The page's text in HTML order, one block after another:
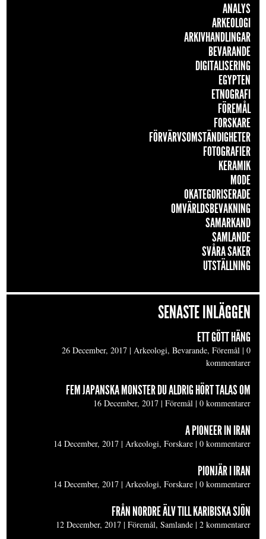
ANALYS
ARKEOLOGI
ARKIVHANDLINGAR
BEVARANDE
DIGITALISERING
EGYPTEN
ETNOGRAFI
FÖREMÅL
FORSKARE
FÖRVÄRVSOMSTÄNDIGHETER
FOTOGRAFIER
KERAMIK
MODE
OKATEGORISERADE
OMVÄRLDSBEVAKNING
SAMARKAND
SAMLANDE
SVÅRA SAKER
UTSTÄLLNING
SENASTE INLÄGGEN
ETT GÖTT HÄNG
26 December, 2017 | Arkeologi, Bevarande, Föremål |0
kommentarer
FEM JAPANSKA MONSTER DU ALDRIG HÖRT TALAS OM
16 December, 2017 |Föremål |0 kommentarer
A PIONEER IN IRAN
14 December, 2017 | Arkeologi, Forskare |0 kommentarer
PIONJÄR I IRAN
14 December, 2017 | Arkeologi, Forskare |0 kommentarer
FRÅN NORDRE ÄLV TILL KARIBISKA SJÖN
12 December, 2017 |Föremål, Samlande |2 kommentarer